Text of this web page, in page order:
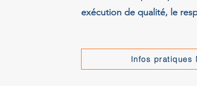
exécution de qualité, le
Infos pratiques